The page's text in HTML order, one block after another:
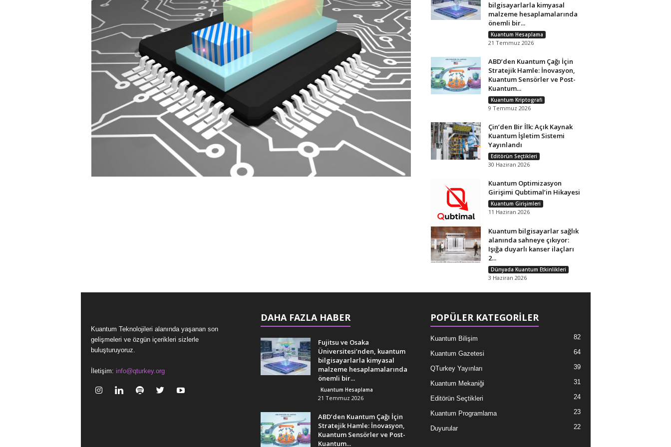
bilgisayarlarla kimyasal
malzeme hesaplamalarında
önemli bir...
Kuantum Hesaplama
21 Temmuz 2026
ABD’den Kuantum Çağı İçin
Stratejik Hamle: İnovasyon,
Kuantum Sensörler ve Post-
Kuantum...
Kuantum Kriptografi
9 Temmuz 2026
Çin’den Bir İlk: Açık Kaynak
Kuantum İşletim Sistemi
Yayınlandı
Editörün Seçtikleri
30 Haziran 2026
Kuantum Optimizasyon
Girişimi Qubtimal’in Hikayesi
Kuantum Girişimleri
11 Haziran 2026
Kuantum bilgisayarlar sağlık
alanında sahneye çıkıyor:
Işığa duyarlı kanser ilaçları
2...
Dünyada Kuantum Etkinlikleri
3 Haziran 2026
Kuantum Teknolojileri alanında yaşanan son
gelişmeleri ve özgün içerikleri sizlerle
buluşturuyoruz.
İletişim: info@qturkey.org
DAHA FAZLA HABER
Fujitsu ve Osaka
Üniversitesi’nden, kuantum
bilgisayarlarla kimyasal
malzeme hesaplamalarında
önemli bir...
Kuantum Hesaplama
21 Temmuz 2026
ABD’den Kuantum Çağı İçin
Stratejik Hamle: İnovasyon,
Kuantum Sensörler ve Post-
Kuantum...
POPÜLER KATEGORİLER
Kuantum Bilişim 82
Kuantum Gazetesi 64
QTurkey Yayınları 39
Kuantum Mekaniği 31
Editörün Seçtikleri 24
Kuantum Programlama 23
Duyurular 22